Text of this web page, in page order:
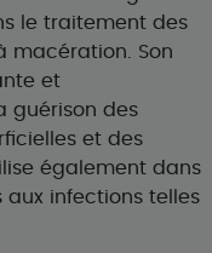
le traitement des
macération. Son
et
guérison des
et des
également dans
aux infections telles